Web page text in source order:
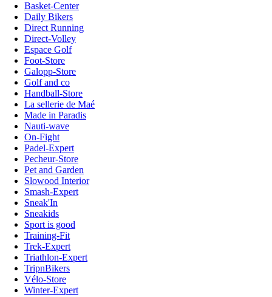
Basket-Center
Daily Bikers
Direct Running
Direct-Volley
Espace Golf
Foot-Store
Galopp-Store
Golf and co
Handball-Store
La sellerie de Maé
Made in Paradis
Nauti-wave
On-Fight
Padel-Expert
Pecheur-Store
Pet and Garden
Slowood Interior
Smash-Expert
Sneak'In
Sneakids
Sport is good
Training-Fit
Trek-Expert
Triathlon-Expert
TripnBikers
Vélo-Store
Winter-Expert